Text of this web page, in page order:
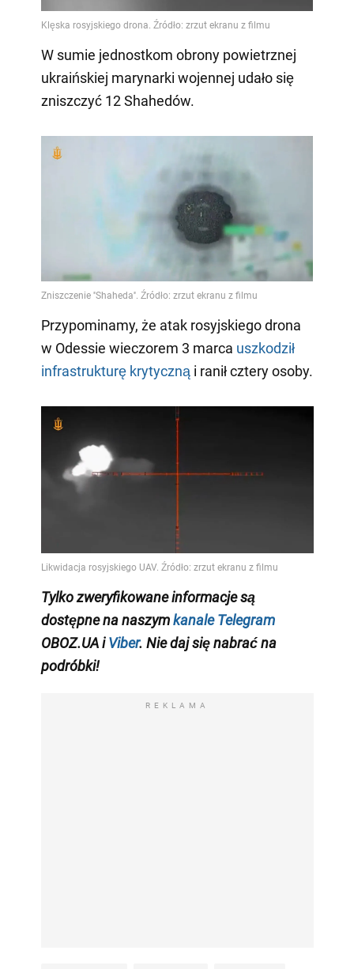
W sumie jednostkom obrony powietrznej
ukraińskiej marynarki wojennej udało się
zniszczyć 12 Shahedów.
Przypominamy, że atak rosyjskiego drona
w Odessie wieczorem 3 marca uszkodził
infrastrukturę krytycznąi ranił cztery osoby.
Tylko zweryfikowane informacje są
dostępne na naszymkanale Telegram
OBOZ.UA iViber. Nie daj się nabrać na
podróbki!
REKLAMA